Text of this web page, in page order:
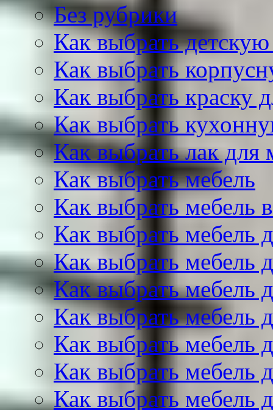
Без рубрики
Как выбрать
Как выбрать
Как выбрать краску
Как выбрать
Как выбрать лак для
Как выбрать мебель
Как выбрать мебель
Как выбрать мебель
Как выбрать мебель
Как выбрать мебель
Как выбрать мебель
Как выбрать мебель
Как выбрать мебель
Как выбрать мебель